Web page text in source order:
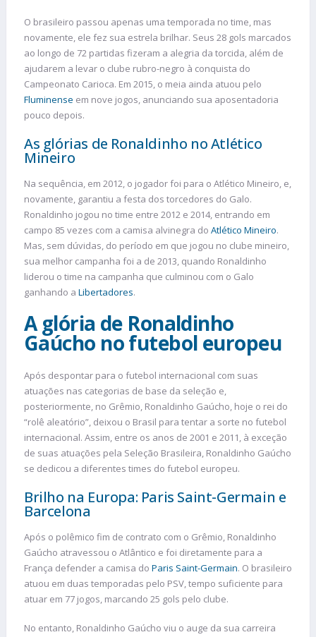
O brasileiro passou apenas uma temporada no time, mas
novamente, ele fez sua estrela brilhar. Seus 28 gols marcados
ao longo de 72 partidas fizeram a alegria da torcida, além de
ajudarem a levar o clube rubro-negro à conquista do
Campeonato Carioca. Em 2015, o meia ainda atuou pelo
Fluminense em nove jogos, anunciando sua aposentadoria
pouco depois.
As glórias de Ronaldinho no Atlético
Mineiro
Na sequência, em 2012, o jogador foi para o Atlético Mineiro, e,
novamente, garantiu a festa dos torcedores do Galo.
Ronaldinho jogou no time entre 2012 e 2014, entrando em
campo 85 vezes com a camisa alvinegra do Atlético Mineiro.
Mas, sem dúvidas, do período em que jogou no clube mineiro,
sua melhor campanha foi a de 2013, quando Ronaldinho
liderou o time na campanha que culminou com o Galo
ganhando a Libertadores.
A glória de Ronaldinho
Gaúcho no futebol europeu
Após despontar para o futebol internacional com suas
atuações nas categorias de base da seleção e,
posteriormente, no Grêmio, Ronaldinho Gaúcho, hoje o rei do
“rolê aleatório”, deixou o Brasil para tentar a sorte no futebol
internacional. Assim, entre os anos de 2001 e 2011, à exceção
de suas atuações pela Seleção Brasileira, Ronaldinho Gaúcho
se dedicou a diferentes times do futebol europeu.
Brilho na Europa: Paris Saint-Germain e
Barcelona
Após o polêmico fim de contrato com o Grêmio, Ronaldinho
Gaúcho atravessou o Atlântico e foi diretamente para a
França defender a camisa do Paris Saint-Germain. O brasileiro
atuou em duas temporadas pelo PSV, tempo suficiente para
atuar em 77 jogos, marcando 25 gols pelo clube.
No entanto, Ronaldinho Gaúcho viu o auge da sua carreira